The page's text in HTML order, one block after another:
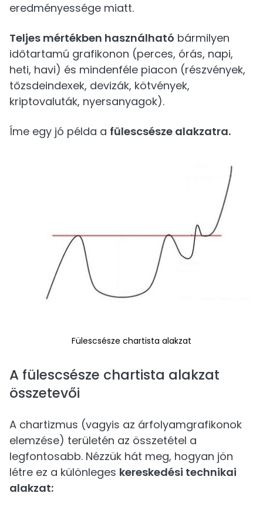
eredményessége miatt.
Teljes mértékben használható bármilyen
időtartamú grafikonon (perces, órás, napi,
heti, havi) és mindenféle piacon (részvények,
tőzsdeindexek, devizák, kötvények,
kriptovaluták, nyersanyagok).
Íme egy jó példa a fülescsésze alakzatra.
Fülescsésze chartista alakzat
A fülescsésze chartista alakzat
összetevői
A chartizmus (vagyis az árfolyamgrafikonok
elemzése) területén az összetétel a
legfontosabb. Nézzük hát meg, hogyan jön
létre ez a különleges kereskedési technikai
alakzat: